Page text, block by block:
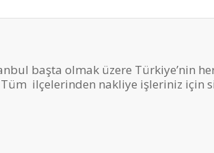
başta olmak üzere Türkiye’nin
ilçelerinden nakliye işleriniz için